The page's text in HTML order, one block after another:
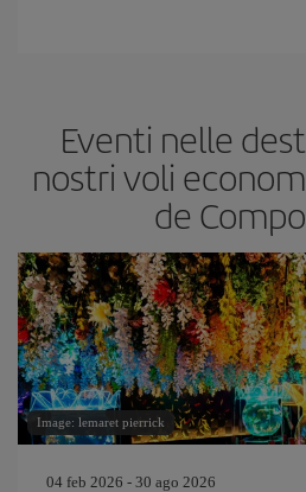
Eventi nelle
nostri voli
de
Image: lemaret pierrick
04 feb 2026 - 30 ago 2026